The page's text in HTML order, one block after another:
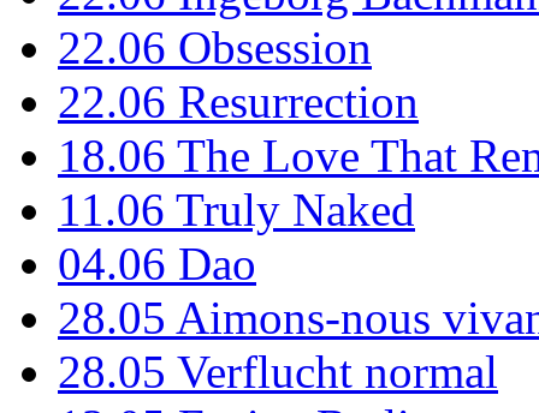
22.06 Obsession
22.06 Resurrection
18.06 The Love That
11.06 Truly Naked
04.06 Dao
28.05 Aimons-nous
28.05 Verflucht normal